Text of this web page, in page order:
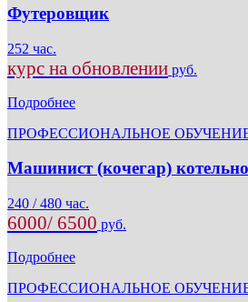
Футеровщик
252 час.
курс на обновлении руб.
Подробнее
ПРОФЕССИОНАЛЬНОЕ
Машинист (кочегар)
240 / 480 час.
6000/ 6500 руб.
Подробнее
ПРОФЕССИОНАЛЬНОЕ